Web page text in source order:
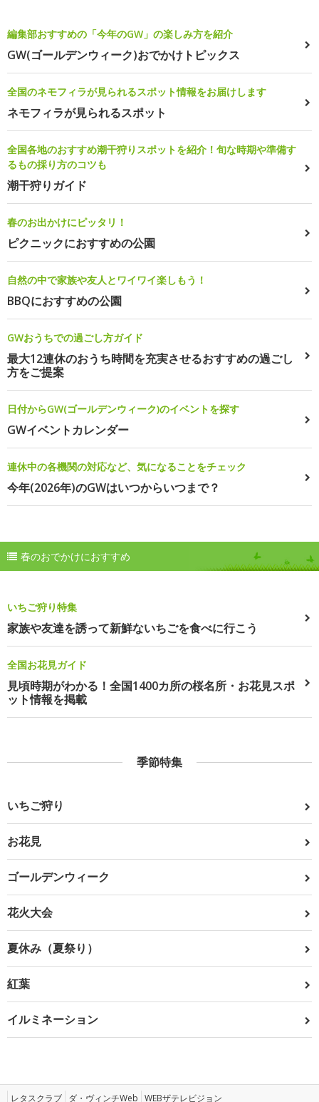
編集部おすすめの「今年のGW」の楽しみ方を紹介
GW(ゴールデンウィーク)おでかけトピックス
全国のネモフィラが見られるスポット情報をお届けします
ネモフィラが見られるスポット
全国各地のおすすめ潮干狩りスポットを紹介！旬な時期や準備す
るもの採り方のコツも
潮干狩りガイド
春のお出かけにピッタリ！
ピクニックにおすすめの公園
自然の中で家族や友人とワイワイ楽しもう！
BBQにおすすめの公園
GWおうちでの過ごし方ガイド
最大12連休のおうち時間を充実させるおすすめの過ごし
方をご提案
日付からGW(ゴールデンウィーク)のイベントを探す
GWイベントカレンダー
連休中の各機関の対応など、気になることをチェック
今年(2026年)のGWはいつからいつまで？
春のおでかけにおすすめ
いちご狩り特集
家族や友達を誘って新鮮ないちごを食べに行こう
全国お花見ガイド
見頃時期がわかる！全国1400カ所の桜名所・お花見スポ
ット情報を掲載
季節特集
いちご狩り
お花見
ゴールデンウィーク
花火大会
夏休み（夏祭り）
紅葉
イルミネーション
レタスクラブ ダ・ヴィンチWeb WEBザテレビジョン